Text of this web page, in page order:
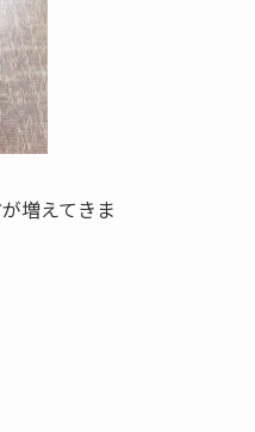
増えてきま